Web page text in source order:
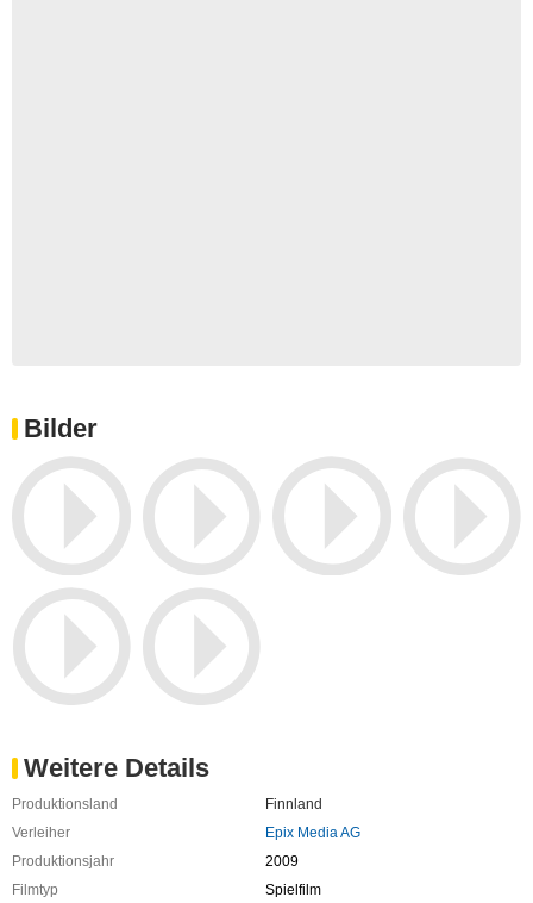
Bilder
Weitere Details
Produktionsland
Finnland
Verleiher
Epix Media AG
Produktionsjahr
2009
Filmtyp
Spielfilm